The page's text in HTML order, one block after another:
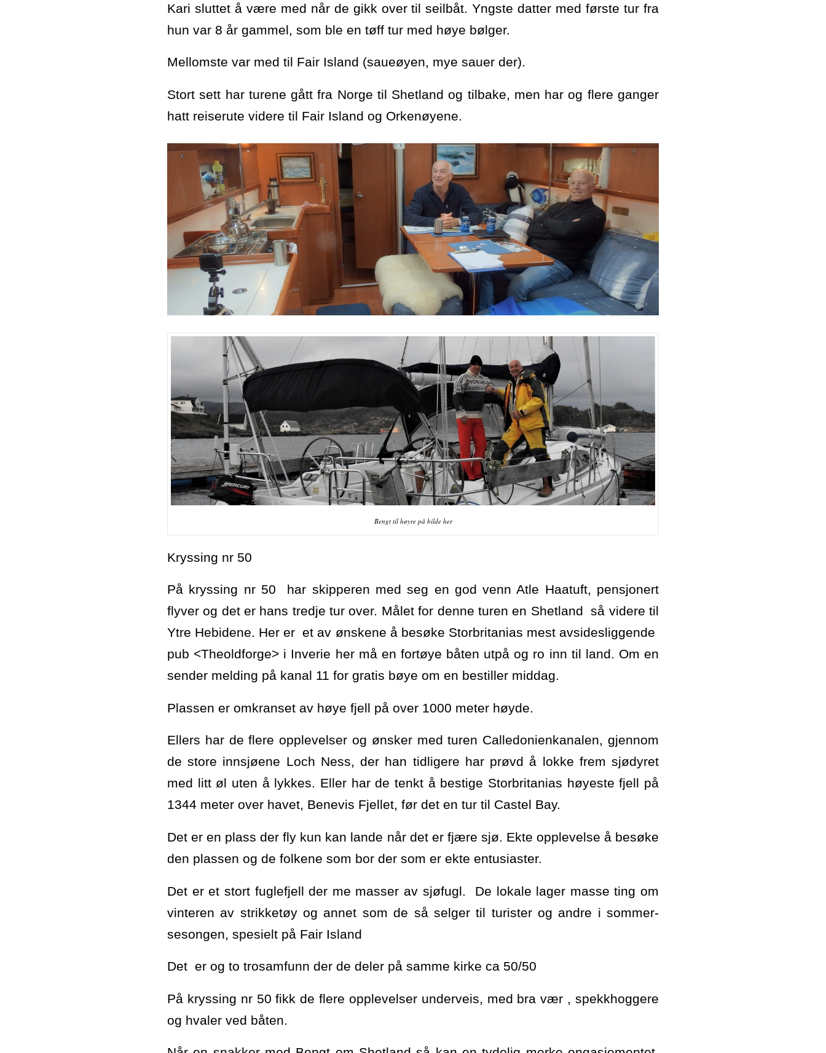
Kari sluttet å være med når de gikk over til seilbåt. Yngste datter med første tur fra
hun var 8 år gammel, som ble en tøff tur med høye bølger.
Mellomste var med til Fair Island (saueøyen, mye sauer der).
Stort sett har turene gått fra Norge til Shetland og tilbake, men har og flere ganger
hatt reiserute videre til Fair Island og Orkenøyene.
Bengt til høyre på bilde her
Kryssing nr 50
På kryssing nr 50 har skipperen med seg en god venn Atle Haatuft, pensjonert
flyver og det er hans tredje tur over. Målet for denne turen en Shetland så videre til
Ytre Hebidene. Her er et av ønskene å besøke Storbritanias mest avsidesliggende
pub <Theoldforge> i Inverie her må en fortøye båten utpå og ro inn til land. Om en
sender melding på kanal 11 for gratis bøye om en bestiller middag.
Plassen er omkranset av høye fjell på over 1000 meter høyde.
Ellers har de flere opplevelser og ønsker med turen Calledonienkanalen, gjennom
de store innsjøene Loch Ness, der han tidligere har prøvd å lokke frem sjødyret
med litt øl uten å lykkes. Eller har de tenkt å bestige Storbritanias høyeste fjell på
1344 meter over havet, Benevis Fjellet, før det en tur til Castel Bay.
Det er en plass der fly kun kan lande når det er fjære sjø. Ekte opplevelse å besøke
den plassen og de folkene som bor der som er ekte entusiaster.
Det er et stort fuglefjell der me masser av sjøfugl. De lokale lager masse ting om
vinteren av strikketøy og annet som de så selger til turister og andre i sommer-
sesongen, spesielt på Fair Island
Det er og to trosamfunn der de deler på samme kirke ca 50/50
På kryssing nr 50 fikk de flere opplevelser underveis, med bra vær , spekkhoggere
og hvaler ved båten.